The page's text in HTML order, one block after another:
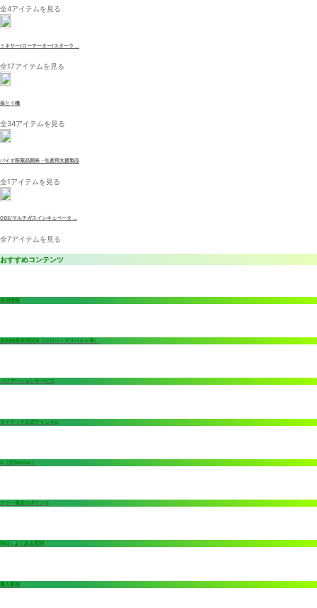
全4アイテムを見る
ミキサー/ローテーター/スターラ ...
全17アイテムを見る
振とう機
全34アイテムを見る
バイオ医薬品開発・生産用支援製品
全1アイテムを見る
CO2/マルチガスインキュベータ ...
全7アイテムを見る
おすすめコンテンツ
採用情報
規制物質使用状況（フロン・アスベスト等）
バリデーションサービス
タイテック公式チャンネル
X（旧Twitter）
チラー選定のポイント
FAQ：よくある質問
導入事例